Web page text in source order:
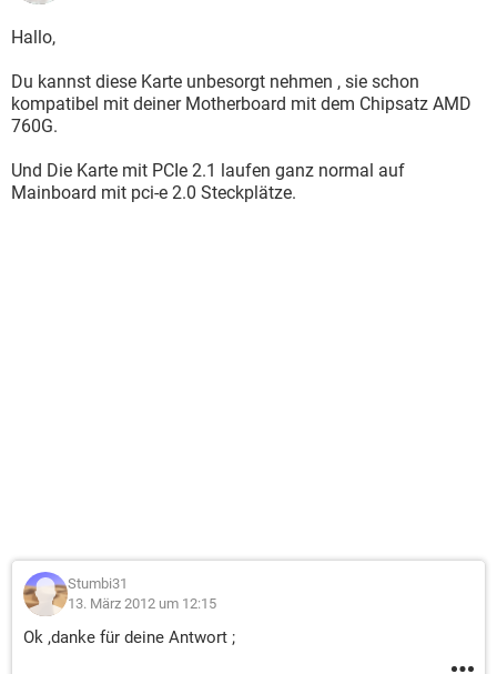
Hallo,
Du kannst diese Karte unbesorgt nehmen , sie schon
kompatibel mit deiner Motherboard mit dem Chipsatz AMD
760G.
Und Die Karte mit PCIe 2.1 laufen ganz normal auf
Mainboard mit pci-e 2.0 Steckplätze.
Stumbi31
13. März 2012 um 12:15
Ok ,danke für deine Antwort ;